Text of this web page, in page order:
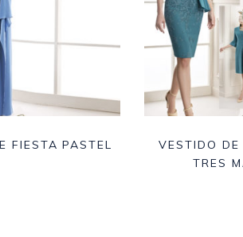
FIESTA PASTEL
VESTIDO
TRES